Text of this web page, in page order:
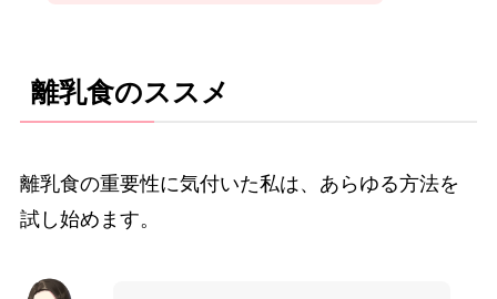
離乳食のススメ
離乳食の重要性に気付いた私は、あらゆる方法を
試し始めます。